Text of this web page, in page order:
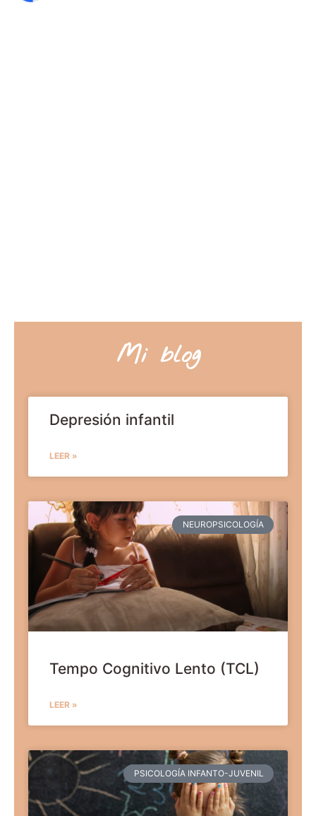
Mi blog
Depresión infantil
LEER »
NEUROPSICOLOGÍA
Tempo Cognitivo Lento (TCL)
LEER »
PSICOLOGÍA INFANTO-JUVENIL